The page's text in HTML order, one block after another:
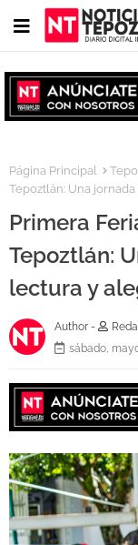
Página Principal
Tepoztlán: Una
Primera
Tepoztlán:
lectura y
Author -
sábado,